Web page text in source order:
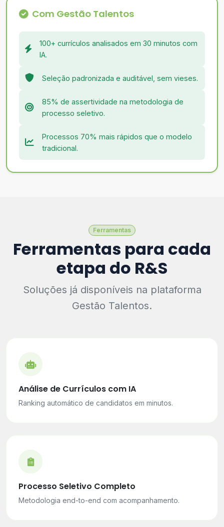
Com Gestão Talentos
100+ currículos analisados em 30 minutos com
IA.
Seleção padronizada e auditável, sem vieses.
85% de assertividade na metodologia de
processo seletivo.
Processos 70% mais rápidos que o modelo
tradicional.
Ferramentas
Ferramentas para cada
etapa do R&S
Soluções já disponíveis na plataforma
Gestão Talentos.
Análise de Currículos com IA
Ranking automático de candidatos em minutos.
Processo Seletivo Completo
Metodologia end-to-end com acompanhamento.